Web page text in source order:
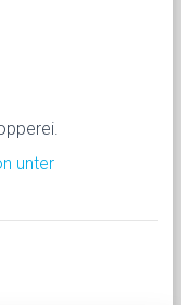
unter